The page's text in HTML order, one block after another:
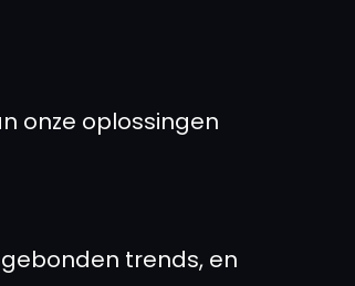
onze oplossingen
trends, en